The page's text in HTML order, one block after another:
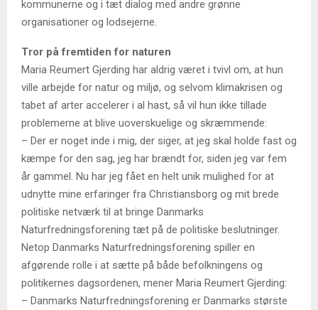
kommunerne og i tæt dialog med andre grønne
organisationer og lodsejerne.
Tror på fremtiden for naturen
Maria Reumert Gjerding har aldrig været i tvivl om, at hun
ville arbejde for natur og miljø, og selvom klimakrisen og
tabet af arter accelerer i al hast, så vil hun ikke tillade
problemerne at blive uoverskuelige og skræmmende:
– Der er noget inde i mig, der siger, at jeg skal holde fast og
kæmpe for den sag, jeg har brændt for, siden jeg var fem
år gammel. Nu har jeg fået en helt unik mulighed for at
udnytte mine erfaringer fra Christiansborg og mit brede
politiske netværk til at bringe Danmarks
Naturfredningsforening tæt på de politiske beslutninger.
Netop Danmarks Naturfredningsforening spiller en
afgørende rolle i at sætte på både befolkningens og
politikernes dagsordenen, mener Maria Reumert Gjerding:
– Danmarks Naturfredningsforening er Danmarks største